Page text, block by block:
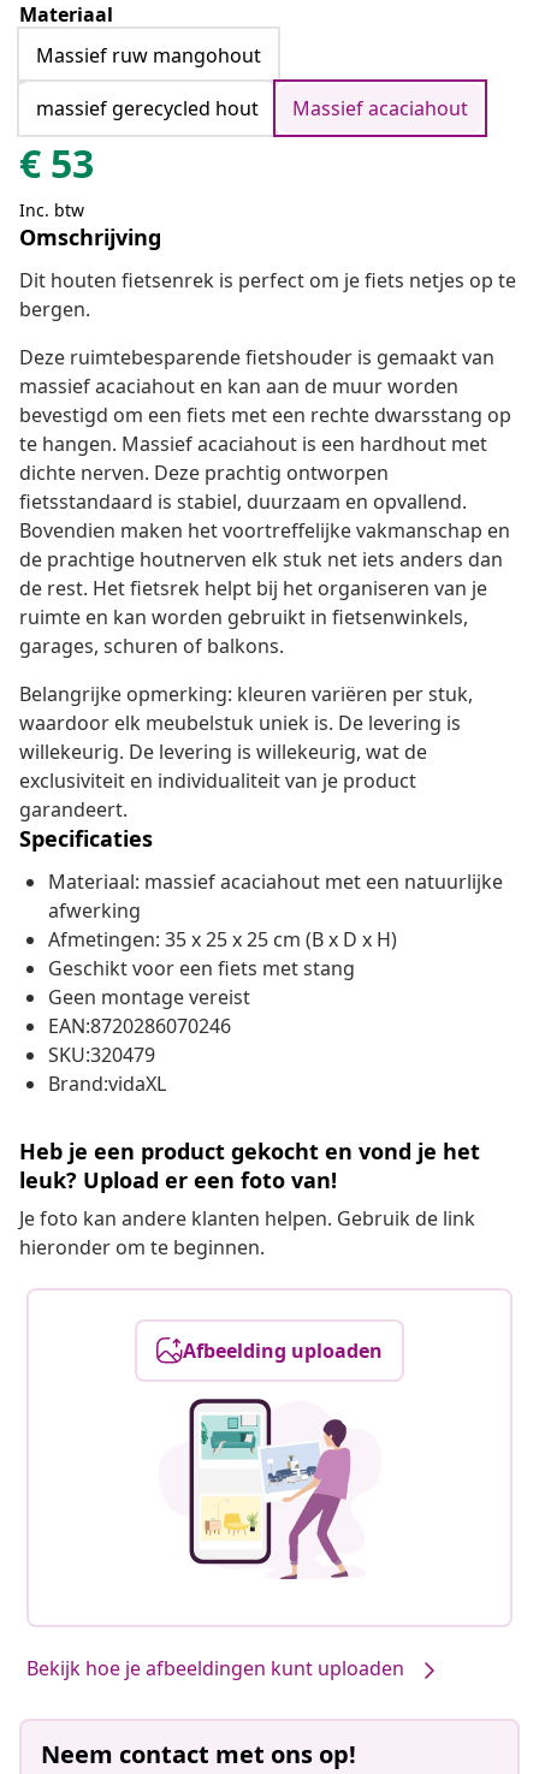
Materiaal
Massief ruw mangohout
massief gerecycled hout
Massief acaciahout
€ 53
Inc. btw
Omschrijving
Dit houten fietsenrek is perfect om je fiets netjes op te
bergen.
Deze ruimtebesparende fietshouder is gemaakt van
massief acaciahout en kan aan de muur worden
bevestigd om een fiets met een rechte dwarsstang op
te hangen. Massief acaciahout is een hardhout met
dichte nerven. Deze prachtig ontworpen
fietsstandaard is stabiel, duurzaam en opvallend.
Bovendien maken het voortreffelijke vakmanschap en
de prachtige houtnerven elk stuk net iets anders dan
de rest. Het fietsrek helpt bij het organiseren van je
ruimte en kan worden gebruikt in fietsenwinkels,
garages, schuren of balkons.
Belangrijke opmerking: kleuren variëren per stuk,
waardoor elk meubelstuk uniek is. De levering is
willekeurig. De levering is willekeurig, wat de
exclusiviteit en individualiteit van je product
garandeert.
Specificaties
Materiaal: massief acaciahout met een natuurlijke
afwerking
Afmetingen: 35 x 25 x 25 cm (B x D x H)
Geschikt voor een fiets met stang
Geen montage vereist
EAN:8720286070246
SKU:320479
Brand:vidaXL
Heb je een product gekocht en vond je het
leuk? Upload er een foto van!
Je foto kan andere klanten helpen. Gebruik de link
hieronder om te beginnen.
Afbeelding uploaden
Bekijk hoe je afbeeldingen kunt uploaden
Neem contact met ons op!